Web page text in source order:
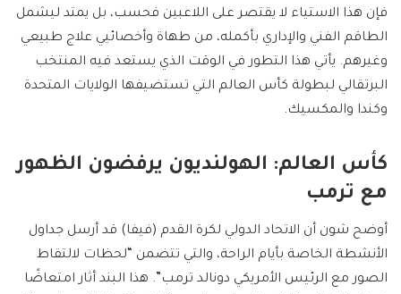
فإن هذا الاستياء لا يقتصر على اللاعبين فحسب، بل يمتد ليشمل
الطاقم الفني والإداري بأكمله، من طهاة وأخصائيي علاج طبيعي
وغيرهم. يأتي هذا التطور في الوقت الذي يستعد فيه المنتخب
البرتقالي لبطولة كأس العالم التي تستضيفها الولايات المتحدة
وكندا والمكسيك.
كأس العالم: الهولنديون يرفضون الظهور
مع ترمب
أوضح شون أن الاتحاد الدولي لكرة القدم (فيفا) قد أرسل جداول
الأنشطة الخاصة بأيام الراحة، والتي تتضمن “لحظات لالتقاط
الصور مع الرئيس الأمريكي دونالد ترمب”. هذا البند أثار امتعاضًا